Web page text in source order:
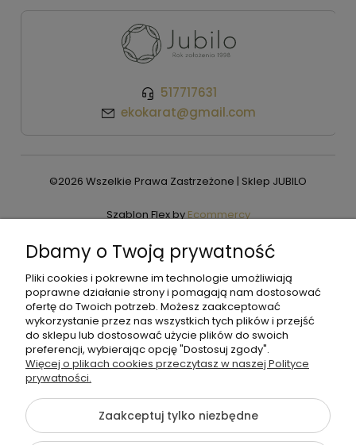
517717631
ekokarat@gmail.com
©2026 Wszelkie Prawa Zastrzeżone | Sklep JUBILO
Szablon Flex byEcommercy
Pokaż pełną wersję strony
Dbamy o Twoją prywatność
Pliki cookies i pokrewne im technologie umożliwiają
poprawne działanie strony i pomagają nam dostosować
ofertę do Twoich potrzeb. Możesz zaakceptować
wykorzystanie przez nas wszystkich tych plików i przejść
do sklepu lub dostosować użycie plików do swoich
preferencji, wybierając opcję "Dostosuj zgody".
Więcej o plikach cookies przeczytasz w naszej Polityce
prywatności.
Zaakceptuj tylko niezbędne